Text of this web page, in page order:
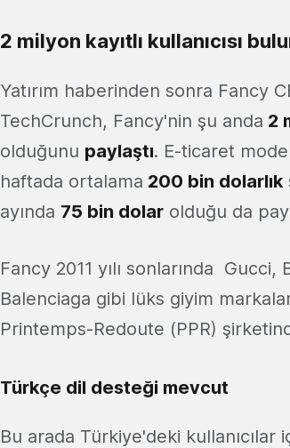
2 milyon kayıtlı kullanıcısı
Yatırım haberinden sonra Fancy
TechCrunch, Fancy'nin şu anda 2
olduğunu paylaştı. E-ticaret
haftada ortalama 200 bin dolarlık
ayında 75 bin dolar olduğu da
Fancy 2011 yılı sonlarında
Balenciaga gibi lüks giyim
Printemps-Redoute (PPR)
Türkçe dil desteği mevcut
Bu arada Türkiye'deki